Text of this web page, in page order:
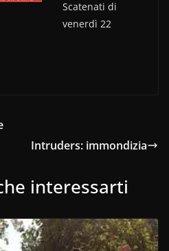
Scatenati di
venerdì 22
Intruders: immondizia
interessarti